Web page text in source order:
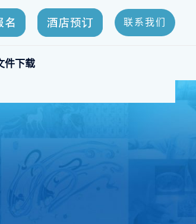
联系我们
件下载